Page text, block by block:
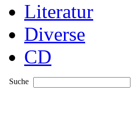
Literatur
Diverse
CD
Suche